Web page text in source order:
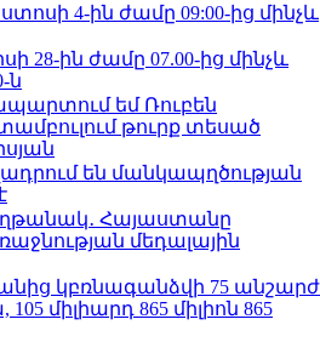
4-ին ժամը 09:00-ից մինչև
28-ին ժամը 07.00-ից մինչև
ն
եմ Ռուբեն
թուրք տեսած
են մանկապղծության
Հայաստանը
մեդալային
կբռնագանձվի 75 անշարժ
միլիարդ 865 միլիոն 865